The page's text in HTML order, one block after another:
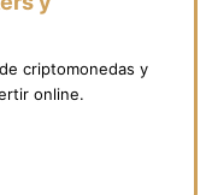
criptomonedas y
online.